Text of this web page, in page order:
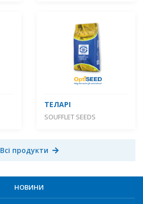
ТЕЛАРІ
SOUFFLET SEEDS
Всі продукти
НОВИНИ